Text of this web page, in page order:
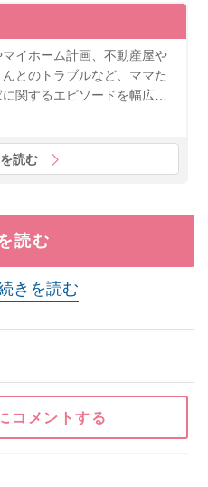
イホーム計画、不動産屋や
んとのトラブルなど、ママた
に関するエピソードを幅広…
読む
読む
きを読む
コメントする